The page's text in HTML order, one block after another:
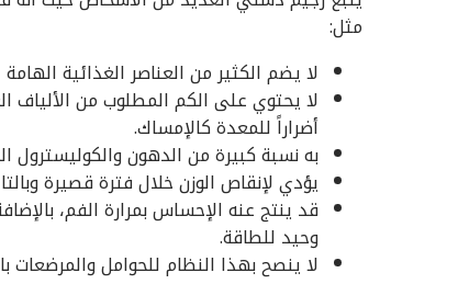
مثل:
لا يضم الكثير من العناصر الغذائية
لا يحتوي على الكم المطلوب من الألياف
أضراراً للمعدة كالإمساك.
به نسبة كبيرة من الدهون والكوليسترول
يؤدي لإنقاص الوزن خلال فترة قصيرة
قد ينتج عنه الإحساس بمرارة الفم،
وحيد للطاقة.
لا ينصح بهذا النظام للحوامل والمرضعات